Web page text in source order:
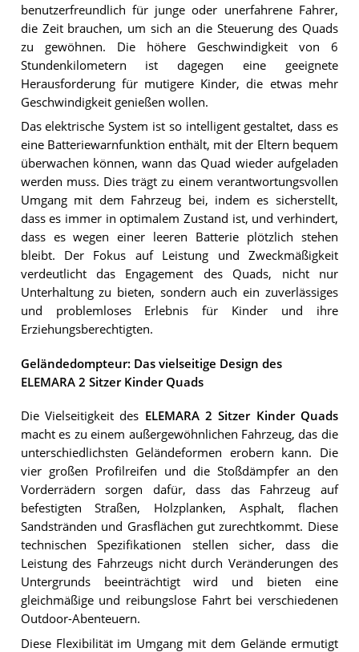
benutzerfreundlich für junge oder unerfahrene Fahrer,
die Zeit brauchen, um sich an die Steuerung des Quads
zu gewöhnen. Die höhere Geschwindigkeit von 6
Stundenkilometern ist dagegen eine geeignete
Herausforderung für mutigere Kinder, die etwas mehr
Geschwindigkeit genießen wollen.
Das elektrische System ist so intelligent gestaltet, dass es
eine Batteriewarnfunktion enthält, mit der Eltern bequem
überwachen können, wann das Quad wieder aufgeladen
werden muss. Dies trägt zu einem verantwortungsvollen
Umgang mit dem Fahrzeug bei, indem es sicherstellt,
dass es immer in optimalem Zustand ist, und verhindert,
dass es wegen einer leeren Batterie plötzlich stehen
bleibt. Der Fokus auf Leistung und Zweckmäßigkeit
verdeutlicht das Engagement des Quads, nicht nur
Unterhaltung zu bieten, sondern auch ein zuverlässiges
und problemloses Erlebnis für Kinder und ihre
Erziehungsberechtigten.
Geländedompteur: Das vielseitige Design des
ELEMARA 2 Sitzer Kinder Quads
Die Vielseitigkeit des ELEMARA 2 Sitzer Kinder Quads
macht es zu einem außergewöhnlichen Fahrzeug, das die
unterschiedlichsten Geländeformen erobern kann. Die
vier großen Profilreifen und die Stoßdämpfer an den
Vorderrädern sorgen dafür, dass das Fahrzeug auf
befestigten Straßen, Holzplanken, Asphalt, flachen
Sandstränden und Grasflächen gut zurechtkommt. Diese
technischen Spezifikationen stellen sicher, dass die
Leistung des Fahrzeugs nicht durch Veränderungen des
Untergrunds beeinträchtigt wird und bieten eine
gleichmäßige und reibungslose Fahrt bei verschiedenen
Outdoor-Abenteuern.
Diese Flexibilität im Umgang mit dem Gelände ermutigt